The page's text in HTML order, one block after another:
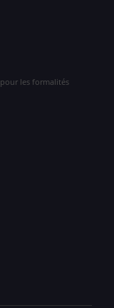
les formalités